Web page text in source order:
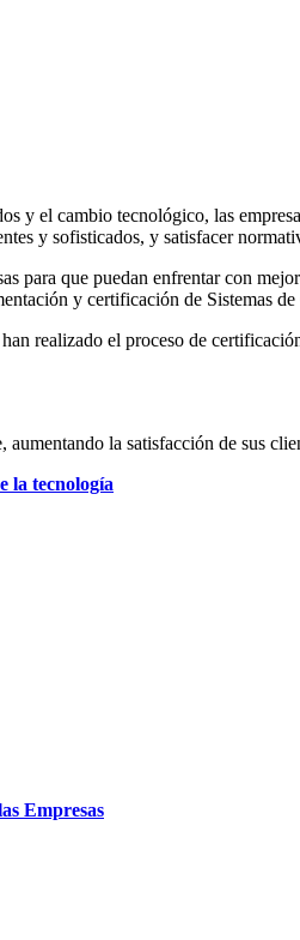
y el cambio tecnológico, las
y sofisticados, y satisfacer
para que puedan enfrentar con
y certificación de Sistemas
realizado el proceso de
la satisfacción de sus
la tecnología
Empresas